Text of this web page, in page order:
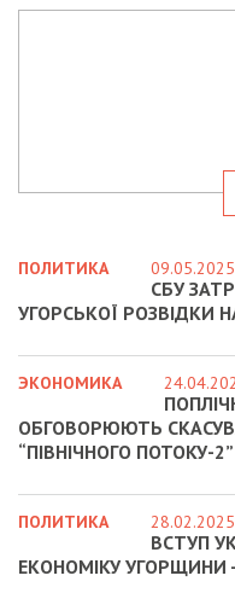
ПОЛИТИКА 09.05.2025
СБУ
УГОРСЬКОЇ РОЗВІДКИ
ЭКОНОМИКА
ОБГОВОРЮЮТЬ
“ПІВНІЧНОГО ПОТОКУ-2”
ПОЛИТИКА 28.02.2025
ВСТУП
ЕКОНОМІКУ УГОРЩИНИ